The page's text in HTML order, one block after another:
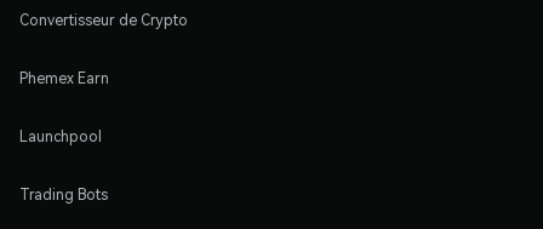
Convertisseur de Crypto
Phemex Earn
Launchpool
Trading Bots